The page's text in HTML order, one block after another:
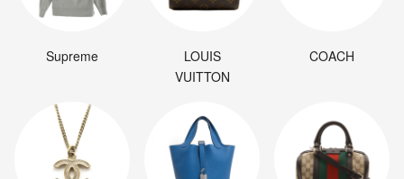
【定休日】土曜日/日曜日/祝日・GW・お盆・年末年始
Supreme
LOUIS
VUITTON
COACH